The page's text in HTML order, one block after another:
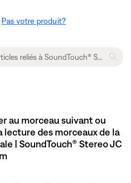
Pas votre produit?
au morceau suivant ou
lecture des morceaux de la
| SoundTouch® Stereo JC